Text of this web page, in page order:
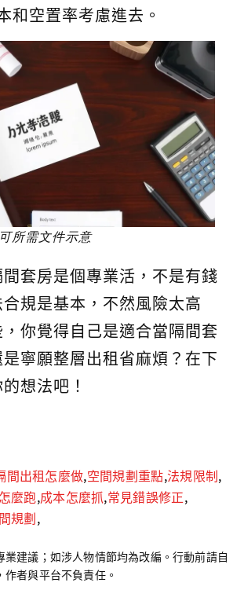
和空置率考慮進去。
所需文件示意
套房是個專業活，不是有錢
規是基本，不然風險太高
你覺得自己是適合當隔間套
寧願整層出租省麻煩？在下
想法吧！
間出租怎麼做,空間規劃重點,法規限制,
麼跑,成本怎麼抓,常見錯誤修正,
規劃,
業建議；如涉人物情節均為改編。行動前請自
者與平台不負責任。